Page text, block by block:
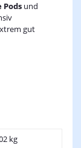
Podsund
gut
kg